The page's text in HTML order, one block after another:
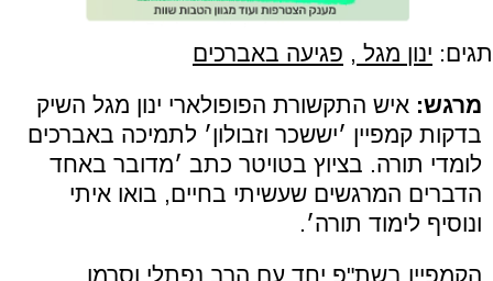
תגים: ינון מגל , פגיעה באברכים
מרגש: איש התקשורת הפופולארי ינון מגל השיק
בדקות קמפיין ׳יששכר וזבולון׳ לתמיכה באברכים
לומדי תורה. בציוץ בטויטר כתב ׳מדובר באחד
הדברים המרגשים שעשיתי בחיים, בואו איתי
ונוסיף לימוד תורה׳.
הקמפיין בשת"פ יחד עם הרב נפתלי וסרמן